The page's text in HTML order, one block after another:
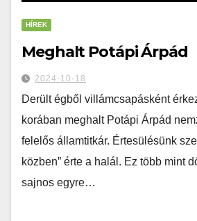
HÍREK
Meghalt Potápi Árpád
2024-10-18
Derült égből villámcsapásként
korában meghalt Potápi Árpád
felelős államtitkár. Értesülésünk
közben” érte a halál. Ez több mint
sajnos egyre…